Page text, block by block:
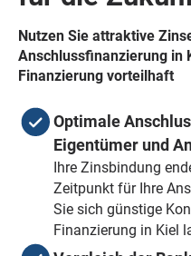
Nutzen Sie attraktive
Anschlussfinanzierung in
Finanzierung vorteilhaft
Optimale
Eigentümer und
Ihre Zinsbindung
Zeitpunkt für Ihre
Sie sich günstige
Finanzierung in Kiel